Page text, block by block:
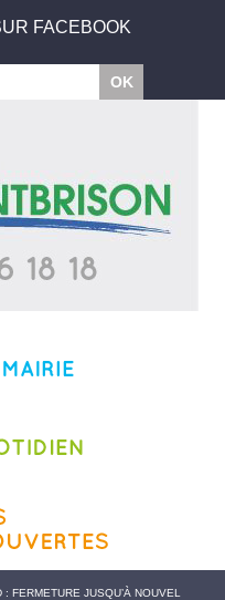
FACEBOOK
: FERMETURE JUSQU’À NOUVEL